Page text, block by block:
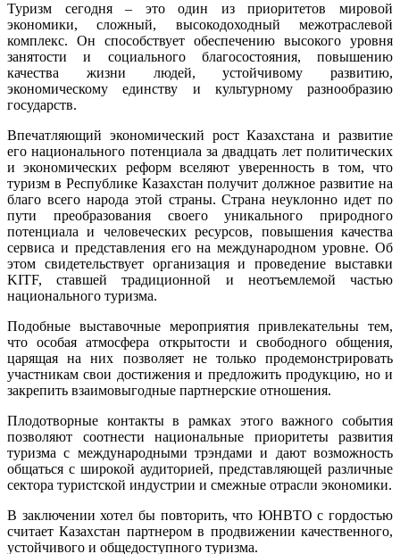
Туризм сегодня – это один из приоритетов мировой
экономики, сложный, высокодоходный межотраслевой
комплекс. Он способствует обеспечению высокого уровня
занятости и социального благосостояния, повышению
качества жизни людей, устойчивому развитию,
экономическому единству и культурному разнообразию
государств.
Впечатляющий экономический рост Казахстана и развитие
его национального потенциала за двадцать лет политических
и экономических реформ вселяют уверенность в том, что
туризм в Республике Казахстан получит должное развитие на
благо всего народа этой страны. Страна неуклонно идет по
пути преобразования своего уникального природного
потенциала и человеческих ресурсов, повышения качества
сервиса и представления его на международном уровне. Об
этом свидетельствует организация и проведение выставки
KITF, ставшей традиционной и неотъемлемой частью
национального туризма.
Подобные выставочные мероприятия привлекательны тем,
что особая атмосфера открытости и свободного общения,
царящая на них позволяет не только продемонстрировать
участникам свои достижения и предложить продукцию, но и
закрепить взаимовыгодные партнерские отношения.
Плодотворные контакты в рамках этого важного события
позволяют соотнести национальные приоритеты развития
туризма с международными трэндами и дают возможность
общаться с широкой аудиторией, представляющей различные
сектора туристской индустрии и смежные отрасли экономики.
В заключении хотел бы повторить, что ЮНВТО с гордостью
считает Казахстан партнером в продвижении качественного,
устойчивого и общедоступного туризма.